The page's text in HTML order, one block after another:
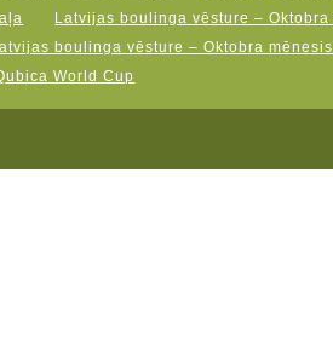
Latvijas boulinga vēsture –
boulinga vēsture – Oktobra
World Cup